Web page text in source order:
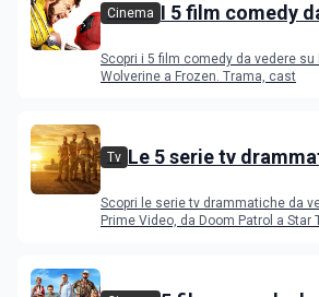
Cinema I 5 film comedy
Scopri i 5 film comedy da vedere su
Wolverine a Frozen. Trama, cast
Tv Le 5 serie tv
Scopri le serie tv drammatiche da
Prime Video, da Doom Patrol a Star Trek: Discovery. Trama,